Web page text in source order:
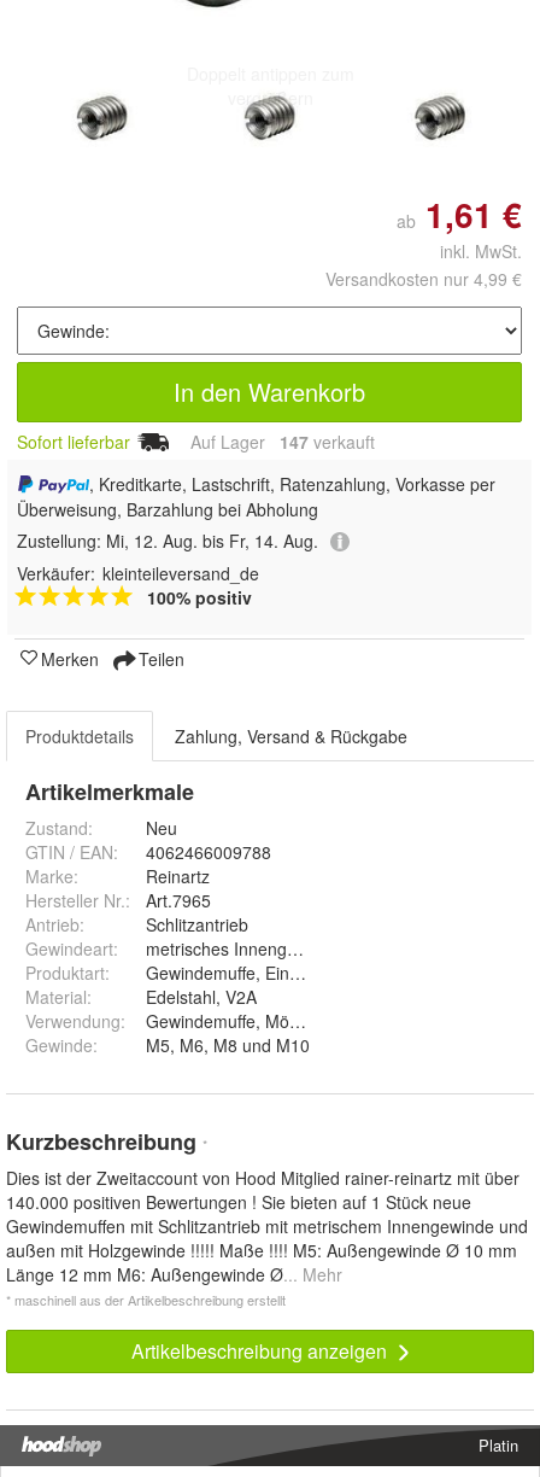
vergrößern
ab 1,61 €
inkl. MwSt.
Versandkosten nur 4,99 €
In den Warenkorb
Sofort lieferbar Auf Lager 147 verkauft
, Kreditkarte, Lastschrift, Ratenzahlung, Vorkasse per
Überweisung, Barzahlung bei Abholung
Zustellung: Mi, 12. Aug. bis Fr, 14. Aug.
Verkäufer: kleinteileversand_de
100% positiv
Merken Teilen
Produktdetails Zahlung, Versand & Rückgabe
Artikelmerkmale
Zustand:
Neu
GTIN / EAN:
4062466009788
Marke:
Reinartz
Hersteller Nr.:
Art.7965
Antrieb:
Schlitzantrieb
Gewindeart:
metrisches Innengewinde, außen Holzgewinde
Produktart:
Gewindemuffe, Einschraubmutter, Eindrehmuffe
Material:
Edelstahl, V2A
Verwendung:
Gewindemuffe, Möbel, Tische, Schraubkontakt
Gewinde: M5, M6, M8 und M10
Kurzbeschreibung *
Dies ist der Zweitaccount von Hood Mitglied rainer-reinartz mit über
140.000 positiven Bewertungen ! Sie bieten auf 1 Stück neue
Gewindemuffen mit Schlitzantrieb mit metrischem Innengewinde und
außen mit Holzgewinde !!!!! Maße !!!! M5: Außengewinde Ø 10 mm
Länge 12 mm M6: Außengewinde Ø... Mehr
* maschinell aus der Artikelbeschreibung erstellt
Artikelbeschreibung anzeigen
Platin